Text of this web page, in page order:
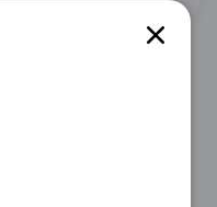
& Elektronik auf
Ziel für